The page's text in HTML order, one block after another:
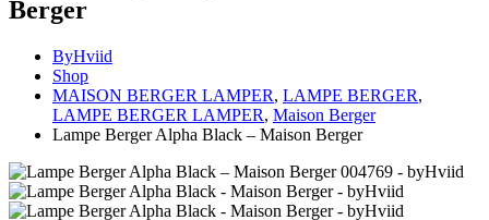
Berger
ByHviid
Shop
MAISON BERGER LAMPER, LAMPE BERGER,
LAMPE BERGER LAMPER, Maison Berger
Lampe Berger Alpha Black – Maison Berger